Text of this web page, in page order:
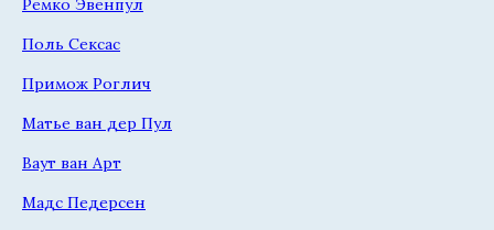
Поль Сексас
Примож Роглич
Матье ван дер Пул
Ваут ван Арт
Мадс Педерсен